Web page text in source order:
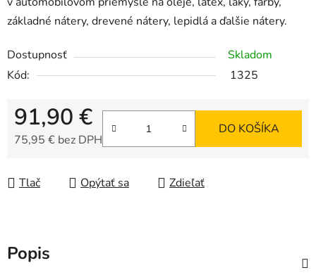
základné nátery, drevené nátery, lepidlá a ďalšie nátery.
Dostupnosť
Skladom
Kód:
1325
91,90 €
75,95 € bez DPH
DO KOŠÍKA
Tlač Opýtať sa Zdieľať
Popis